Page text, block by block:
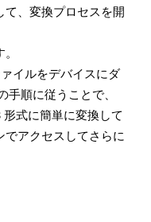
て、変換プロセスを開
イルをデバイスにダ
手順に従うことで、
式に簡単に変換して
でアクセスしてさらに